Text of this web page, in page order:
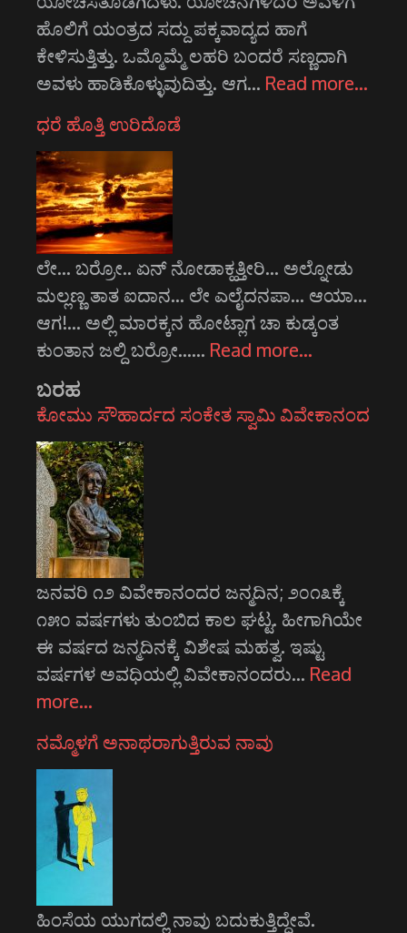
ಹೊಲಿಗೆ ಯಂತ್ರದ ಸದ್ದು ಪಕ್ಕವಾದ್ಯದ ಹಾಗೆ
ಕೇಳಿಸುತ್ತಿತ್ತು. ಒಮ್ಮೊಮ್ಮೆ ಲಹರಿ ಬಂದರೆ ಸಣ್ಣದಾಗಿ
ಅವಳು ಹಾಡಿಕೊಳ್ಳುವುದಿತ್ತು. ಆಗ… Read more…
ಧರೆ ಹೊತ್ತಿ ಉರಿದೊಡೆ
ಲೇ... ಬರ್‍ರೋ.. ಏನ್ ನೋಡಾಕ್ಹತ್ತೀರಿ... ಅಲ್ನೋಡು
ಮಲ್ಲಣ್ಣ ತಾತ ಐದಾನ... ಲೇ ಎಲೈದನಪಾ... ಆಯಾ...
ಆಗ!... ಅಲ್ಲಿ ಮಾರಕ್ಕನ ಹೋಟ್ಲಾಗ ಚಾ ಕುಡ್ಕಂತ
ಕುಂತಾನ ಜಲ್ದಿ ಬರ್‍ರೋ...… Read more…
ಬರಹ
ಕೋಮು ಸೌಹಾರ್ದದ ಸಂಕೇತ ಸ್ವಾಮಿ ವಿವೇಕಾನಂದ
ಜನವರಿ ೧೨ ವಿವೇಕಾನಂದರ ಜನ್ಮದಿನ; ೨೦೧೩ಕ್ಕೆ
೧೫೦ ವರ್ಷಗಳು ತುಂಬಿದ ಕಾಲ ಘಟ್ಟ. ಹೀಗಾಗಿಯೇ
ಈ ವರ್ಷದ ಜನ್ಮದಿನಕ್ಕೆ ವಿಶೇಷ ಮಹತ್ವ. ಇಷ್ಟು
ವರ್ಷಗಳ ಅವಧಿಯಲ್ಲಿ ವಿವೇಕಾನಂದರು… Read
more…
ನಮ್ಮೊಳಗೆ ಅನಾಥರಾಗುತ್ತಿರುವ ನಾವು
ಹಿಂಸೆಯ ಯುಗದಲ್ಲಿ ನಾವು ಬದುಕುತ್ತಿದ್ದೇವೆ.